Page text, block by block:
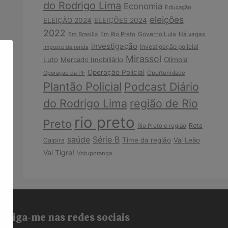
do Rodrigo Lima Economia Educação
ELEIÇÃO 2024 ELEIÇÕES 2024 eleições
2022 Em Brasília Em Rio Preto Governo Lula Há vagas
Imposto de renda investigação Investigação policial
Luto Mercado Imobiliário Mirassol Olímpia
Operação da PF Operação Policial Oportunidade
Plantão Policial Podcast Diário
do Rodrigo Lima região de Rio
Preto rio preto Rio Preto e região Rota
Caipira saúde Série B Time da região Vai Leão
Vai Tigre! Votuporanga
Siga-me nas redes sociais